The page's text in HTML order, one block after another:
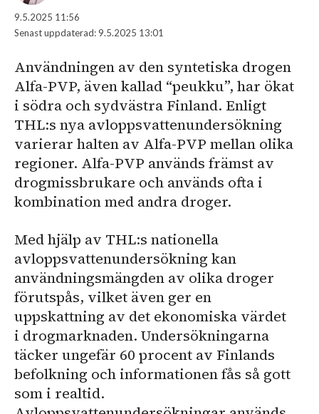
9.5.2025 11:56
Senast uppdaterad: 9.5.2025 13:01
Användningen av den syntetiska drogen
Alfa-PVP, även kallad “peukku”, har ökat
i södra och sydvästra Finland. Enligt
THL:s nya avloppsvattenundersökning
varierar halten av Alfa-PVP mellan olika
regioner. Alfa-PVP används främst av
drogmissbrukare och används ofta i
kombination med andra droger.
Med hjälp av THL:s nationella
avloppsvattenundersökning kan
användningsmängden av olika droger
förutspås, vilket även ger en
uppskattning av det ekonomiska värdet
i drogmarknaden. Undersökningarna
täcker ungefär 60 procent av Finlands
befolkning och informationen fås så gott
som i realtid.